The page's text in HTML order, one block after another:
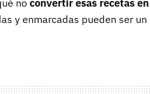
noconvertir esas recetas en
y enmarcadas pueden ser un